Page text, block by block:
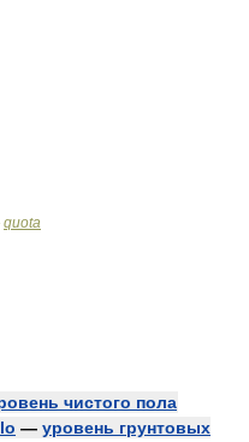
quota
чистого пола
— уровень грунтовых